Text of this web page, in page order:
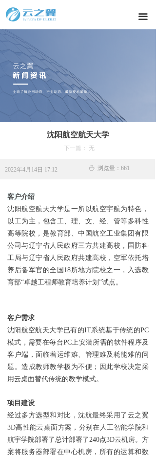
끀
2022年4月14日 17:12 ꄘ 浏览量： 661
客户介绍
沈阳航空航天大学是一所以航空宇航为特色，
以工为主，包含工、理、文、经、管等多科性
高等院校，是教育部、中国航空工业集团有限
公司与辽宁省人民政府三方共建高校，国防科
工局与辽宁省人民政府共建高校，空军依托培
养后备军官的全国18所地方院校之一，入选教
育部“卓越工程师教育培养计划”试点。
客户需求
沈阳航空航天大学已有的IT系统基于传统的PC
模式，需要在每台PC上安装所需的软件程序及
客户端，面临着运维难、管理难及耗能难的问
题。造成教师教学极为不便；因此学校决定采
用云桌面替代传统的教学模式。
项目建设
经过多方选型和对比，沈航最终采用了云之翼
3D高性能云桌面方案，分别在人工智能学院和
航宇学院部署了总计部署了240点3D云机房。方
案将服务器部署在中心机房，所有的运算和数
沈阳航空航天大学
下一篇： 无